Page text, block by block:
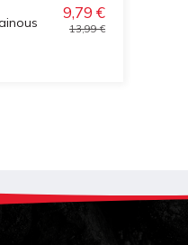
9,79 €
13,99 €